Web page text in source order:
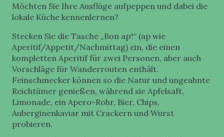
Möchten Sie Ihre Ausflüge aufpeppen und dabei die
lokale Küche kennenlernen?
Stecken Sie die Tasche „Bon ap‘!“ (ap wie
Aperitif/Appetit/Nachmittag) ein, die einen
kompletten Aperitif für zwei Personen, aber auch
Vorschläge für Wanderrouten enthält.
Feinschmecker können so die Natur und ungeahnte
Reichtümer genießen, während sie Apfelsaft,
Limonade, ein Apero-Rohr, Bier, Chips,
Auberginenkaviar mit Crackern und Wurst
probieren.